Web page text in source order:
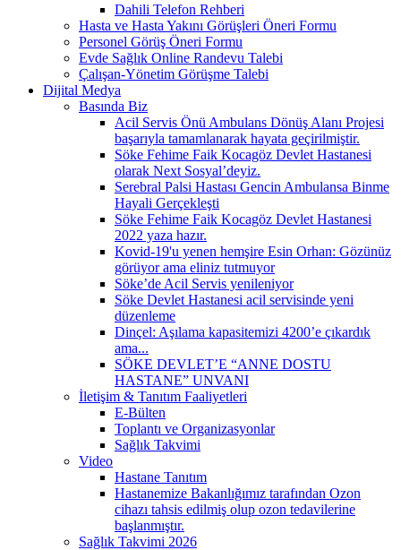
Dahili Telefon Rehberi
Hasta ve Hasta Yakını Görüşleri Öneri Formu
Personel Görüş Öneri Formu
Evde Sağlık Online Randevu Talebi
Çalışan-Yönetim Görüşme Talebi
Dijital Medya
Basında Biz
Acil Servis Önü Ambulans Dönüş Alanı Projesi
başarıyla tamamlanarak hayata geçirilmiştir.
Söke Fehime Faik Kocagöz Devlet Hastanesi
olarak Next Sosyal’deyiz.
Serebral Palsi Hastası Gencin Ambulansa Binme
Hayali Gerçekleşti
Söke Fehime Faik Kocagöz Devlet Hastanesi
2022 yaza hazır.
Kovid-19'u yenen hemşire Esin Orhan: Gözünüz
görüyor ama eliniz tutmuyor
Söke’de Acil Servis yenileniyor
Söke Devlet Hastanesi acil servisinde yeni
düzenleme
Dinçel: Aşılama kapasitemizi 4200’e çıkardık
ama...
SÖKE DEVLET’E “ANNE DOSTU
HASTANE” UNVANI
İletişim & Tanıtım Faaliyetleri
E-Bülten
Toplantı ve Organizasyonlar
Sağlık Takvimi
Video
Hastane Tanıtım
Hastanemize Bakanlığımız tarafından Ozon
cihazı tahsis edilmiş olup ozon tedavilerine
başlanmıştır.
Sağlık Takvimi 2026